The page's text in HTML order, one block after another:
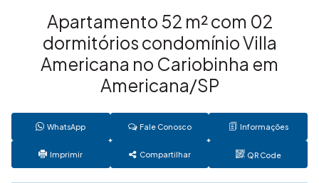
Apartamento 52 m² com 02
dormitórios condomínio Villa
Americana no Cariobinha em
Americana/SP
WhatsApp Fale Conosco Informações
Imprimir Compartilhar QR Code